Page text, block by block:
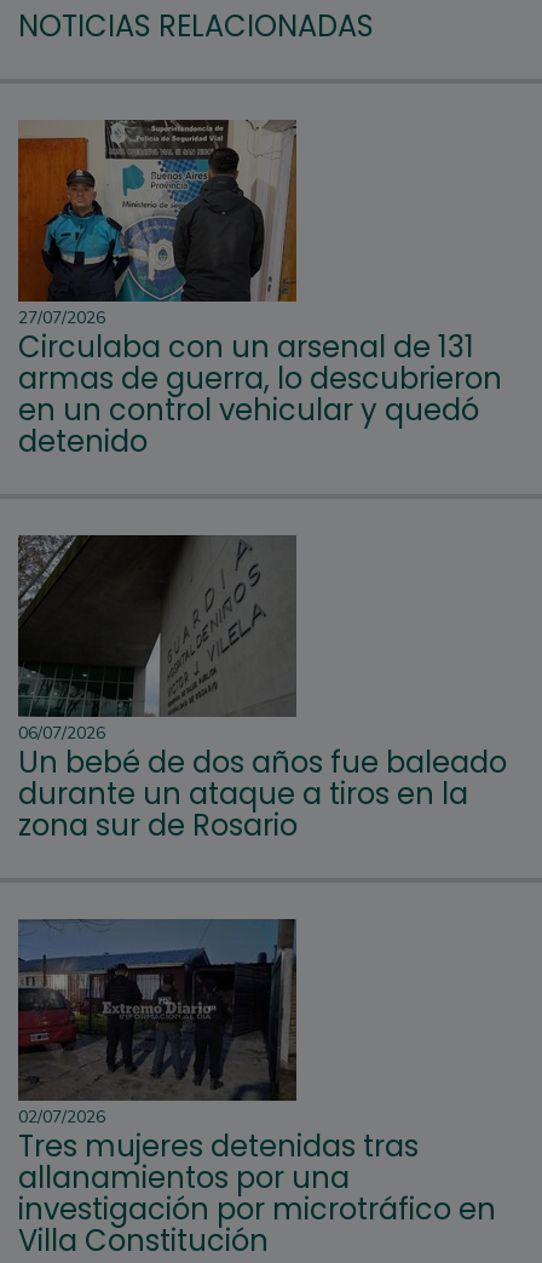
NOTICIAS RELACIONADAS
27/07/2026
Circulaba con un arsenal de 131
armas de guerra, lo descubrieron
en un control vehicular y quedó
detenido
06/07/2026
Un bebé de dos años fue baleado
durante un ataque a tiros en la
zona sur de Rosario
02/07/2026
Tres mujeres detenidas tras
allanamientos por una
investigación por microtráfico en
Villa Constitución